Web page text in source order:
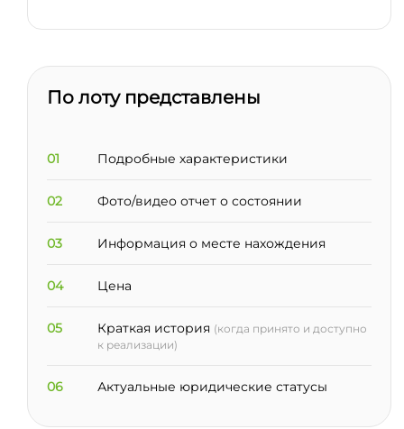
По лоту представлены
01 Подробные характеристики
02 Фото/видео отчет о состоянии
03 Информация о месте нахождения
04 Цена
05 Краткая история (когда принято и доступно
к реализации)
06 Актуальные юридические статусы